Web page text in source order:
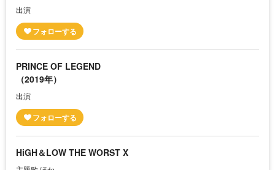
出演
PRINCE OF LEGEND
（2019年）
出演
HiGH＆LOW THE WORST X